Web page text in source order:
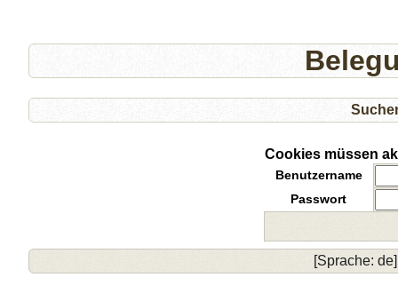
Cookies müssen
Benutzername
Passwort
[Sprache: